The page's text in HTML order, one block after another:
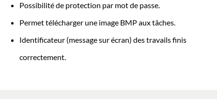
Possibilité de protection par mot de passe.
Permet télécharger une image BMP aux tâches.
Identificateur (message sur écran) des travails finis
correctement.